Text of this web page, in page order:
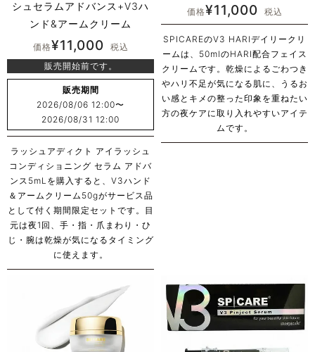
シュセラムアドバンス+V3ハ
ンド&アームクリーム
価格¥11,000
税込
販売開始前です。
販売期間
2026/08/06 12:00〜
2026/08/31 12:00
ラッシュアディクト アイラッシュ
コンディショニング セラム アドバ
ンス5mLを購入すると、V3ハンド
＆アームクリーム50gがサービス品
として付く期間限定セットです。目
元は夜1回、手・指・爪まわり・ひ
じ・腕は乾燥が気になるタイミング
に使えます。
価格¥11,000 税込
SPICAREのV3 HARIデイリークリ
ームは、50mlのHARI配合フェイス
クリームです。乾燥によるごわつき
やハリ不足が気になる肌に、うるお
い感とキメの整った印象を重ねたい
方の夜ケアに取り入れやすいアイテ
ムです。